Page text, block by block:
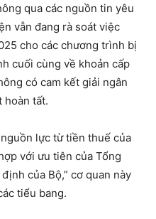
qua các nguồn tin yêu
vẫn đang rà soát việc
cho các chương trình bị
cuối cùng về khoản cấp
có cam kết giải ngân
hoàn tất.
lực từ tiền thuế của
với ưu tiên của Tổng
của Bộ,” cơ quan này
tiểu bang.